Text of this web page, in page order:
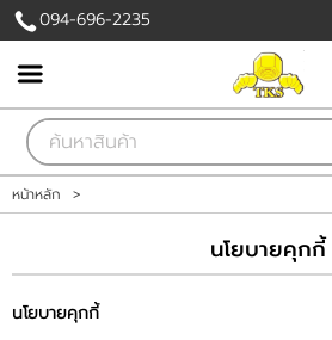
เข้าสู่ระบบ สมัครสมาชิก
สินค้าที่สนใจ( 0 )
สินค้า
094-696-2235
หน้าหลัก >
นโยบายคุกกี้
นโยบายคุกกี้